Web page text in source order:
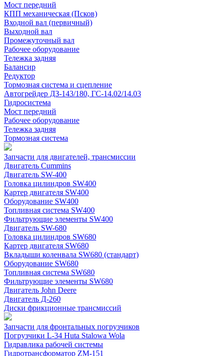
Мост передний
КПП механическая (Псков)
Входной вал (первичный)
Выходной вал
Промежуточный вал
Рабочее оборудование
Тележка задняя
Балансир
Редуктор
Тормозная система и сцепление
Автогрейдер ДЗ-143/180, ГС-14.02/14.03
Гидросистема
Мост передний
Рабочее оборудование
Тележка задняя
Тормозная система
Запчасти для двигателей, трансмиссии
Двигатель Cummins
Двигатель SW-400
Головка цилиндров SW400
Картер двигателя SW400
Оборудование SW400
Топливная система SW400
Фильтрующие элементы SW400
Двигатель SW-680
Головка цилиндров SW680
Картер двигателя SW680
Вкладыши коленвала SW680 (стандарт)
Оборудование SW680
Топливная система SW680
Фильтрующие элементы SW680
Двигатель John Deere
Двигатель Д-260
Диски фрикционные трансмиссий
Запчасти для фронтальных погрузчиков
Погрузчики L-34 Huta Stalowa Wola
Гидравлика рабочей системы
Гидротрансформатор ZM-151